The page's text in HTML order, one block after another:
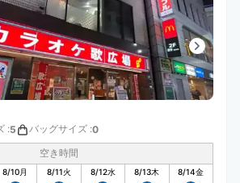
:5 バッグサイズ :0
空き時間
8/10月 8/11火 8/12水 8/13木 8/14金